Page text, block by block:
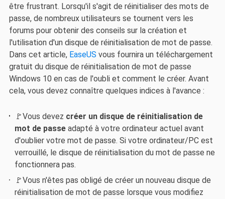
être frustrant. Lorsqu'il s'agit de réinitialiser des mots de
passe, de nombreux utilisateurs se tournent vers les
forums pour obtenir des conseils sur la création et
l'utilisation d'un disque de réinitialisation de mot de passe.
Dans cet article, EaseUS vous fournira un téléchargement
gratuit du disque de réinitialisation de mot de passe
Windows 10 en cas de l'oubli et comment le créer. Avant
cela, vous devez connaître quelques indices à l'avance :
🚩Vous devez créer un disque de réinitialisation de
mot de passe adapté à votre ordinateur actuel avant
d'oublier votre mot de passe. Si votre ordinateur/PC est
verrouillé, le disque de réinitialisation du mot de passe ne
fonctionnera pas.
🚩Vous n'êtes pas obligé de créer un nouveau disque de
réinitialisation de mot de passe lorsque vous modifiez